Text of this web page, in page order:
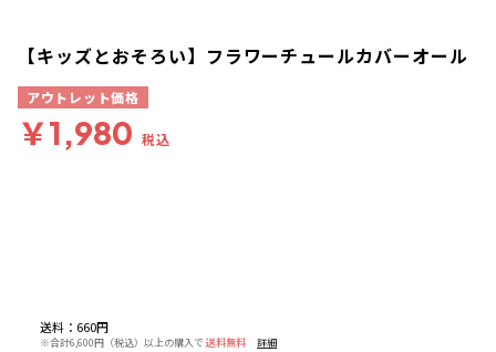
送料 ： 660円
※合計6,600円（税込）以上の購入で 送料無料
詳細
【キッズとおそろい】フラワーチュールカバーオール
アウトレット価格
￥1,980 税込